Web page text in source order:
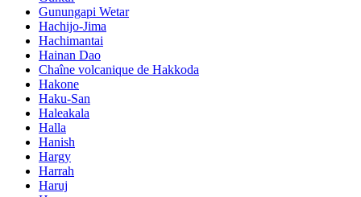
Gunungapi Wetar
Hachijo-Jima
Hachimantai
Hainan Dao
Chaîne volcanique de Hakkoda
Hakone
Haku-San
Haleakala
Halla
Hanish
Hargy
Harrah
Haruj